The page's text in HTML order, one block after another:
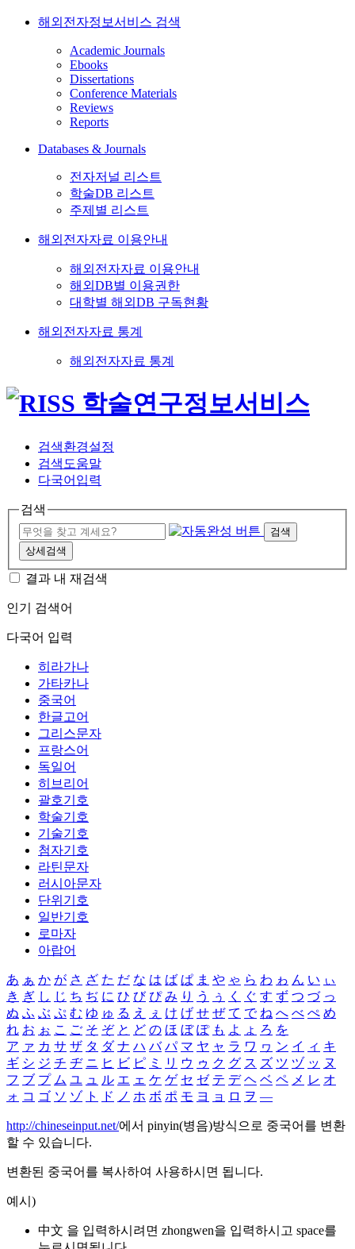
해외전자정보서비스 검색
Academic Journals
Ebooks
Dissertations
Conference Materials
Reviews
Reports
Databases & Journals
전자저널 리스트
학술DB 리스트
주제별 리스트
해외전자자료 이용안내
해외전자자료 이용안내
해외DB별 이용권한
대학별 해외DB 구독현황
해외전자자료 통계
해외전자자료 통계
검색환경설정
검색도움말
다국어입력
검색
검색
상세검색
결과 내 재검색
인기 검색어
다국어 입력
히라가나
가타카나
중국어
한글고어
그리스문자
프랑스어
독일어
히브리어
괄호기호
학술기호
기술기호
첨자기호
라틴문자
러시아문자
단위기호
일반기호
로마자
아랍어
あ ぁ か が さ ざ た だ な は ば ぱ ま や ゃ ら わ ゎ ん い ぃ
き ぎ し じ ち ぢ に ひ び ぴ み り う ぅ く ぐ す ず つ づ っ
ぬ ふ ぶ ぷ む ゆ ゅ る え ぇ け げ せ ぜ て で ね へ べ ぺ め
れ お ぉ こ ご そ ぞ と ど の ほ ぼ ぽ も よ ょ ろ を
ア ァ カ サ ザ タ ダ ナ ハ バ パ マ ヤ ャ ラ ワ ヮ ン イ ィ キ
ギ シ ジ チ ヂ ニ ヒ ビ ピ ミ リ ウ ゥ ク グ ス ズ ツ ヅ ッ ヌ
フ ブ プ ム ユ ュ ル エ ェ ケ ゲ セ ゼ テ デ ヘ ベ ペ メ レ オ
ォ コ ゴ ソ ゾ ト ド ノ ホ ボ ポ モ ヨ ョ ロ ヲ ―
http://chineseinput.net/에서 pinyin(병음)방식으로 중국어를 변환
할 수 있습니다.
변환된 중국어를 복사하여 사용하시면 됩니다.
예시)
中文 을 입력하시려면 zhongwen을 입력하시고 space를